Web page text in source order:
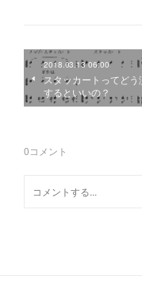
2018.03.13 06:00
スタッカートってどう
するといいの？
0コメント